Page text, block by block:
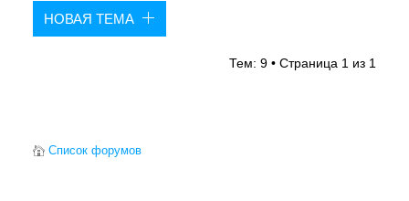
НОВАЯ ТЕМА
Тем: 9 • Страница 1из 1
Список форумов